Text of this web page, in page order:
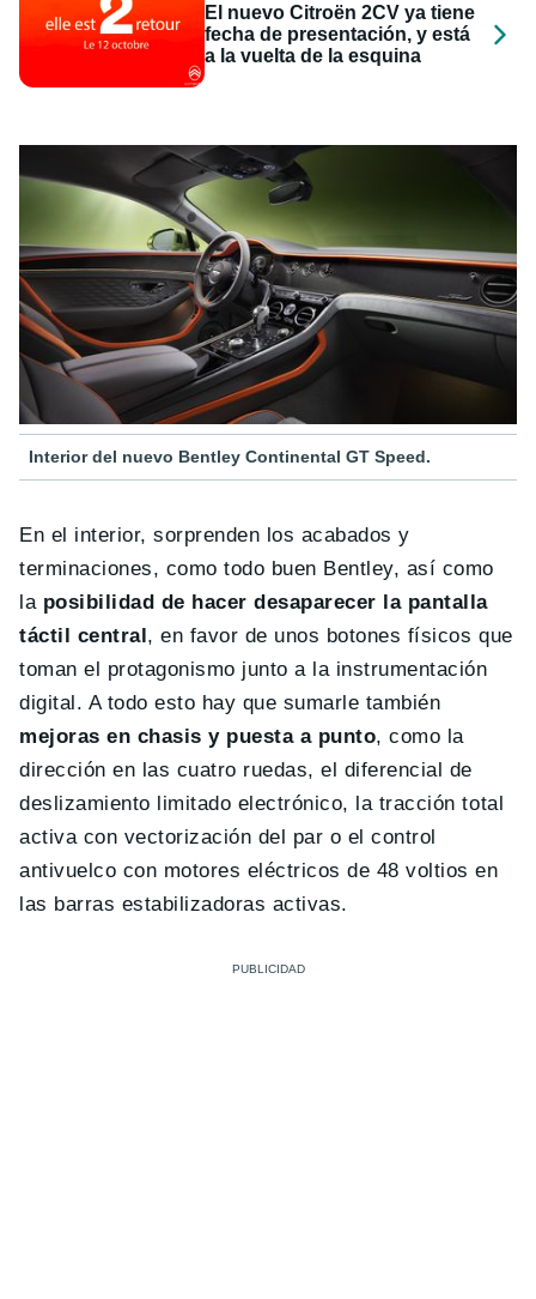
El nuevo Citroën 2CV ya tiene
fecha de presentación, y está
a la vuelta de la esquina
Interior del nuevo Bentley Continental GT Speed.
En el interior, sorprenden los acabados y
terminaciones, como todo buen Bentley, así como
la posibilidad de hacer desaparecer la pantalla
táctil central , en favor de unos botones físicos que
toman el protagonismo junto a la instrumentación
digital. A todo esto hay que sumarle también
mejoras en chasis y puesta a punto, como la
dirección en las cuatro ruedas, el diferencial de
deslizamiento limitado electrónico, la tracción total
activa con vectorización del par o el control
antivuelco con motores eléctricos de 48 voltios en
las barras estabilizadoras activas.